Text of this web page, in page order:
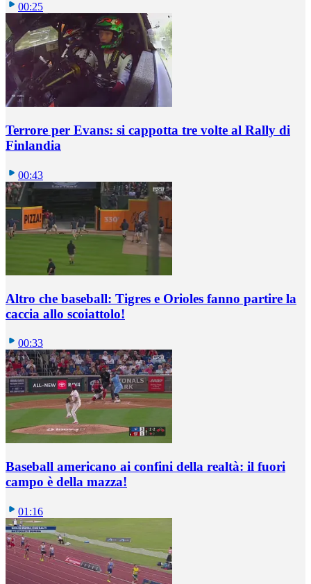
00:25
Terrore per Evans: si cappotta tre volte al Rally di
Finlandia
00:43
Altro che baseball: Tigres e Orioles fanno partire la
caccia allo scoiattolo!
00:33
Baseball americano ai confini della realtà: il fuori
campo è della mazza!
01:16